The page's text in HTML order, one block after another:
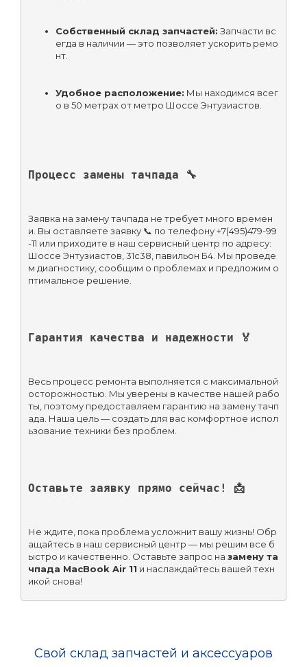
Собственный склад запчастей: Запчасти вс
егда в наличии — это позволяет ускорить ремо
нт.
Удобное расположение: Мы находимся всег
о в 50 метрах от метро Шоссе Энтузиастов.
Процесс замены тачпада 🔧
Заявка на замену тачпада не требует много времен
и. Вы оставляете заявку 📞 по телефону +7(495)479-99
-11 или приходите в наш сервисный центр по адресу:
Шоссе Энтузиастов, 31с38, павильон Б4. Мы проведе
м диагностику, сообщим о проблемах и предложим о
птимальное решение.
Гарантия качества и надежности 🏅
Весь процесс ремонта выполняется с максимальной
осторожностью. Мы уверены в качестве нашей рабо
ты, поэтому предоставляем гарантию на замену тачп
ада. Наша цель — создать для вас комфортное испол
ьзование техники без проблем.
Оставьте заявку прямо сейчас! 📩
Не ждите, пока проблема усложнит вашу жизнь! Обр
ащайтесь в наш сервисный центр — мы решим все б
ыстро и качественно. Оставьте запрос на замену та
чпада MacBook Air 11 и наслаждайтесь вашей техн
икой снова!
Свой склад запчастей и аксессуаров